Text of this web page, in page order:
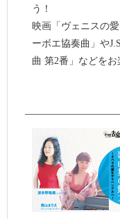
う！
映画「ヴェニスの
ーボエ協奏曲」や
曲 第2番」などをお